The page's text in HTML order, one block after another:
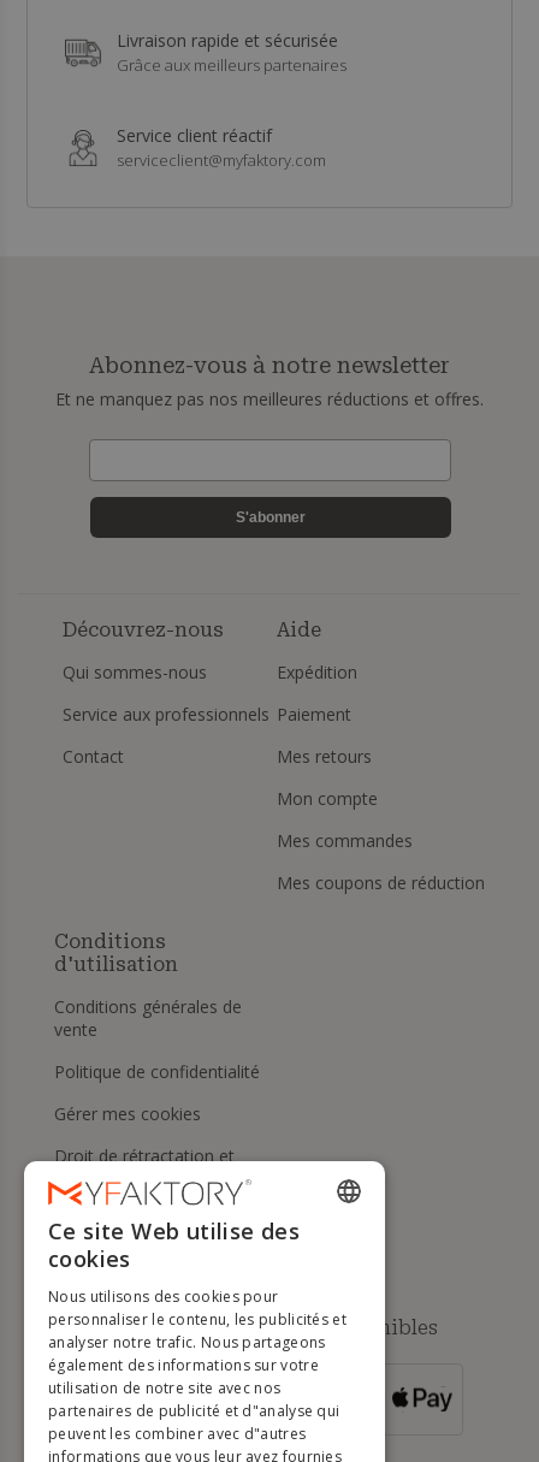
Livraison rapide et sécurisée
Grâce aux meilleurs partenaires
Service client réactif
serviceclient@myfaktory.com
Abonnez-vous à notre newsletter
Et ne manquez pas nos meilleures réductions et offres.
S'abonner
Découvrez-nous
Qui sommes-nous
Service aux professionnels
Contact
Aide
Expédition
Paiement
Mes retours
Mon compte
Mes commandes
Mes coupons de réduction
Conditions
d'utilisation
Conditions générales de
vente
Politique de confidentialité
Gérer mes cookies
Droit de rétractation et
retours
Aide
Méthodes de paiement disponibles
POUR LES
COMMANDES
SUPÉRIEURES À
ENGLISH
DUTCH
GERMAN
PORTUGUESE
Ce site Web utilise des
cookies
Nous utilisons des cookies pour
personnaliser le contenu, les publicités et
analyser notre trafic. Nous partageons
également des informations sur votre
utilisation de notre site avec nos
partenaires de publicité et d"analyse qui
peuvent les combiner avec d"autres
informations que vous leur avez fournies